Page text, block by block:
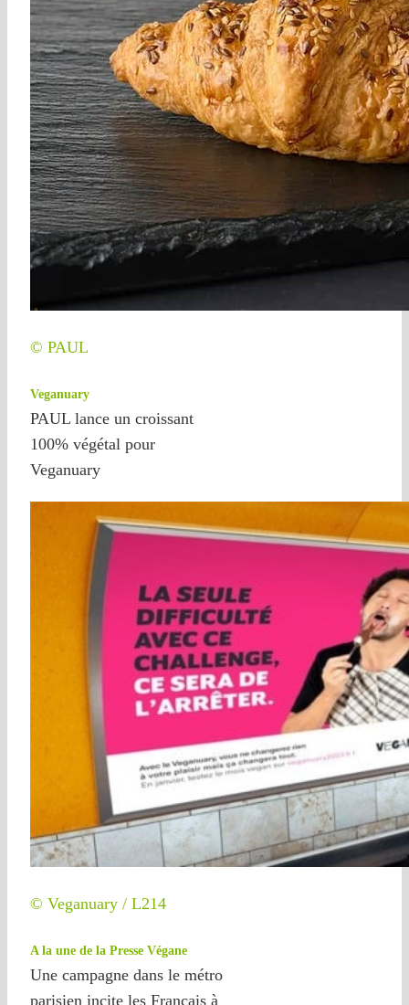
© PAUL
Veganuary
PAUL lance un croissant
100% végétal pour
Veganuary
© Veganuary / L214
A la une de la Presse Végane
Une campagne dans le métro
parisien incite les Français à